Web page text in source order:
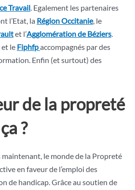
Travail. Egalement les partenaires
l’Etat, la Région Occitanie, le
et l’Agglomération de Béziers.
et le Fiphfpaccompagnés par des
Enfin (et surtout) des
de la propreté
?
maintenant, le monde de la Propreté
en faveur de l’emploi des
de handicap. Grâce au soutien de